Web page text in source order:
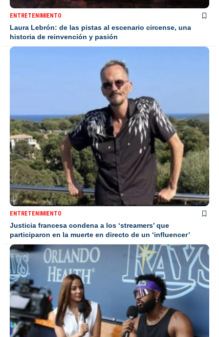
ENTRETENIMIENTO
Laura Lebrón: de las pistas al escenario circense, una
historia de reinvención y pasión
ENTRETENIMIENTO
Justicia francesa condena a los ‘streamers’ que
participaron en la muerte en directo de un ‘influencer’